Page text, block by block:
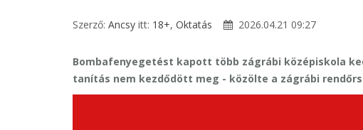
Szerző: Ancsy itt: 18+, Oktatás 2026.04.21 09:27
Bombafenyegetést kapott több zágrábi középiskola
tanítás nem kezdődött meg - közölte a zágrábi